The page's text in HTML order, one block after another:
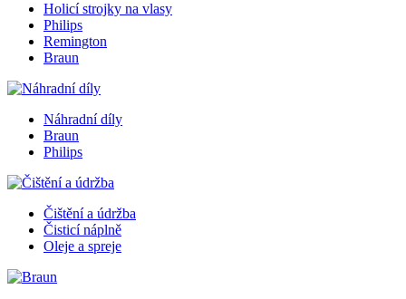
Holicí strojky na vlasy
Philips
Remington
Braun
Náhradní díly
Braun
Philips
Čištění a údržba
Čisticí náplně
Oleje a spreje